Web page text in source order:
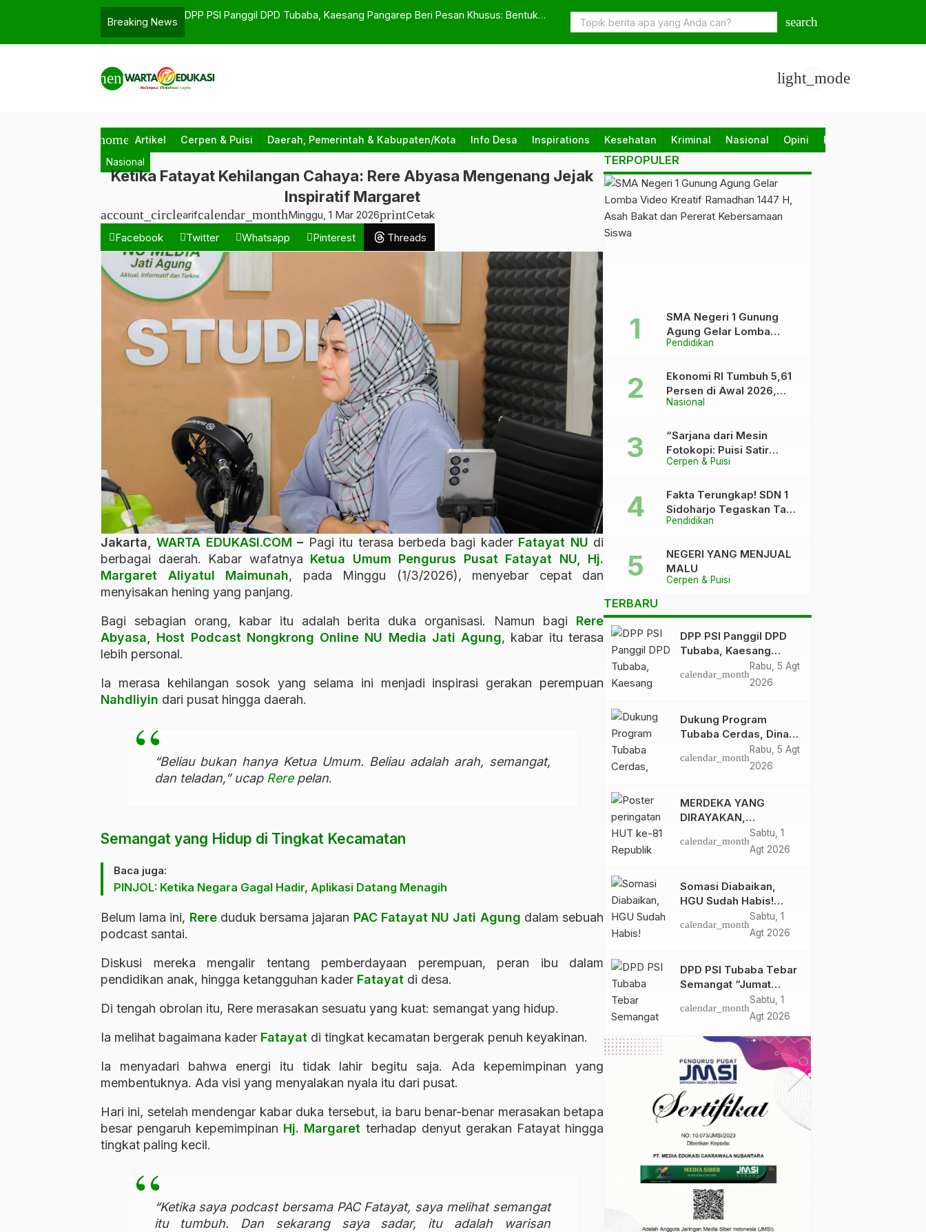
Breaking News
DPP PSI Panggil DPD Tubaba, Kaesang Pangarep Beri Pesan Khusus: Bentuk
Ayah di Tubaba Ditangkap Usai Aniaya Anak Kandung, Diduga Dipicu Halusinasi
Sabu
search
menu light_mode
home Artikel Cerpen & Puisi Daerah, Pemerintah & Kabupaten/Kota Info Desa Inspirations Kesehatan Kriminal Nasional Opini Pendidikan
Nasional
Ketika Fatayat Kehilangan Cahaya: Rere Abyasa Mengenang Jejak
Inspiratif Margaret
account_circlearifcalendar_monthMinggu, 1 Mar 2026printCetak
Facebook
Twitter Whatsapp Pinterest Threads
Jakarta,WARTA EDUKASI.COM – Pagi itu terasa berbeda bagi kader Fatayat NU di
berbagai daerah. Kabar wafatnya Ketua Umum Pengurus Pusat Fatayat NU, Hj.
Margaret Aliyatul Maimunah, pada Minggu (1/3/2026), menyebar cepat dan
menyisakan hening yang panjang.
Bagi sebagian orang, kabar itu adalah berita duka organisasi. Namun bagi Rere
Abyasa, Host Podcast Nongkrong Online NU Media Jati Agung, kabar itu terasa
lebih personal.
Ia merasa kehilangan sosok yang selama ini menjadi inspirasi gerakan perempuan
Nahdliyin dari pusat hingga daerah.
“Beliau bukan hanya Ketua Umum. Beliau adalah arah, semangat,
dan teladan,” ucap Rerepelan.
Semangat yang Hidup di Tingkat Kecamatan
Baca juga:
PINJOL: Ketika Negara Gagal Hadir, Aplikasi Datang Menagih
Belum lama ini, Rereduduk bersama jajaran PAC Fatayat NU Jati Agung dalam sebuah
podcast santai.
Diskusi mereka mengalir tentang pemberdayaan perempuan, peran ibu dalam
pendidikan anak, hingga ketangguhan kader Fatayat di desa.
Di tengah obrolan itu, Rere merasakan sesuatu yang kuat: semangat yang hidup.
Ia melihat bagaimana kader Fatayat di tingkat kecamatan bergerak penuh keyakinan.
Ia menyadari bahwa energi itu tidak lahir begitu saja. Ada kepemimpinan yang
membentuknya. Ada visi yang menyalakan nyala itu dari pusat.
Hari ini, setelah mendengar kabar duka tersebut, ia baru benar-benar merasakan betapa
besar pengaruh kepemimpinan Hj. Margaret terhadap denyut gerakan Fatayat hingga
tingkat paling kecil.
“Ketika saya podcast bersama PAC Fatayat, saya melihat semangat
itu tumbuh. Dan sekarang saya sadar, itu adalah warisan
TERPOPULER
Pendidikan
SMA Negeri 1 Gunung
Agung Gelar Lomba
Video Kreatif Ramadhan
Pererat Kebersamaan
Siswa
Nasional
Ekonomi RI Tumbuh 5,61
Persen di Awal 2026,
Pemerintah Klaim Keluar
Cerpen & Puisi
“Sarjana dari Mesin
Fotokopi: Puisi Satir
tentang Kursi DPR dan
Pendidikan
Fakta Terungkap! SDN 1
Sidoharjo Tegaskan Tak
Pernah Tuduh Santri Soal
Cerpen & Puisi
NEGERI YANG MENJUAL
MALU
TERBARU
DPP PSI Panggil DPD
Tubaba, Kaesang
Pangarep Beri Pesan
Khusus: Bentuk
2029
calendar_month
Rabu, 5 Agt
2026
Dukung Program
Tubaba Cerdas, Dinas
Perpustakaan Layani
Santri Ponpes Darul
Keliling
calendar_month
Rabu, 5 Agt
2026
MERDEKA YANG
DIRAYAKAN,
KEADILAN YANG
MASIH
calendar_month
Sabtu, 1
Agt 2026
Somasi Diabaikan,
HGU Sudah Habis!
Ratusan Warga Buay
Bulan Bersatu Beri
calendar_month
Sabtu, 1
Agt 2026
DPD PSI Tubaba Tebar
Semangat “Jumat
Berkah”, Ratusan
Warga Lambu Kibang
calendar_month
Sabtu, 1
Agt 2026